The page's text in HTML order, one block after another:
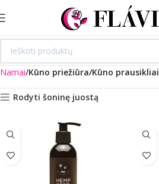
Namai Kūno priežiūra/Kūno prausikliai
Rodyti šoninę juostą